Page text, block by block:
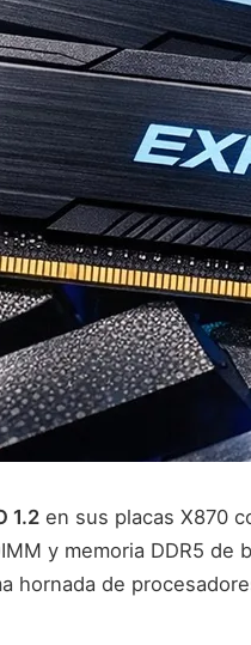
1.2 en sus placas X870
y memoria DDR5 de
hornada de